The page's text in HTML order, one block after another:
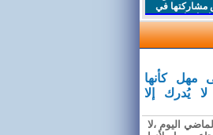
في
افران
مهل كأنها
يُدرك إلا
اليوم ،لا